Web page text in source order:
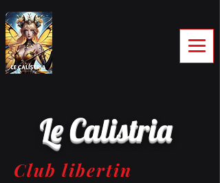
Le Calistria
Club libertin